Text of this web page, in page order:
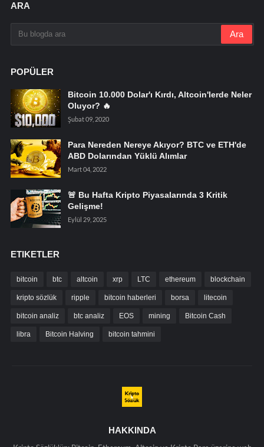
ARA
POPÜLER
Bitcoin 10.000 Dolar'ı Kırdı, Altcoin'lerde Neler
Oluyor? 🔥
Şubat 09, 2020
Para Nereden Nereye Akıyor? BTC ve ETH'de
ABD Dolarından Yüklü Alımlar
Mart 04, 2022
🚨 Bu Hafta Kripto Piyasalarında 3 Kritik
Gelişme!
Eylül 29, 2025
ETIKETLER
bitcoin btc altcoin xrp LTC ethereum blockchain
kripto sözlük ripple bitcoin haberleri borsa litecoin
bitcoin analiz btc analiz EOS mining Bitcoin Cash
libra Bitcoin Halving bitcoin tahmini
HAKKINDA